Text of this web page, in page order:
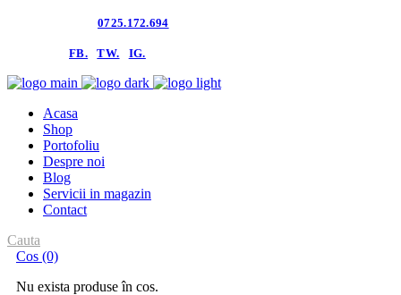
0725.172.694
FB. TW. IG.
Acasa
Shop
Portofoliu
Despre noi
Blog
Servicii in magazin
Contact
Cauta
Cos (0)
Nu exista produse în cos.